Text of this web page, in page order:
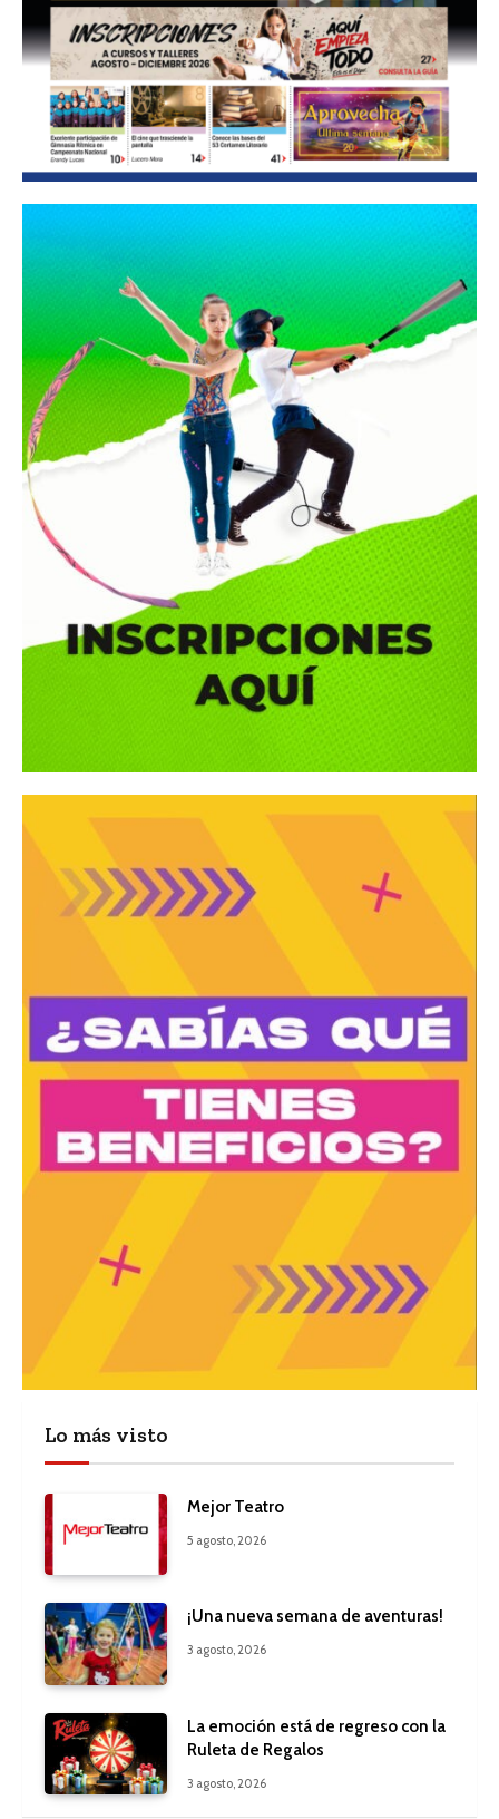
Lo más visto
Mejor Teatro
5 agosto, 2026
¡Una nueva semana de aventuras!
3 agosto, 2026
La emoción está de regreso con la
Ruleta de Regalos
3 agosto, 2026